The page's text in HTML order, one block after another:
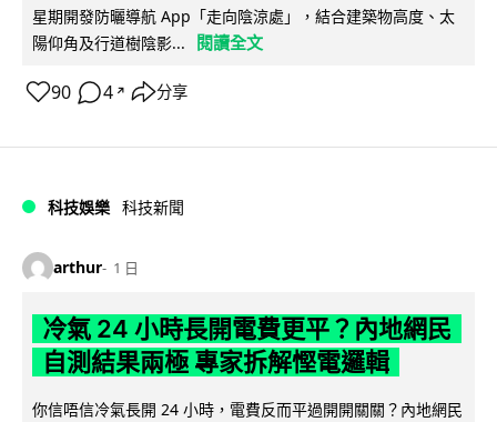
星期開發防曬導航 App「走向陰涼處」，結合建築物高度、太
陽仰角及行道樹陰影...
閱讀全文
90 4 ↗ 分享
科技娛樂 科技新聞
arthur 1 日
冷氣 24 小時長開電費更平？內地網民
自測結果兩極 專家拆解慳電邏輯
你信唔信冷氣長開 24 小時，電費反而平過開開關關？內地網民